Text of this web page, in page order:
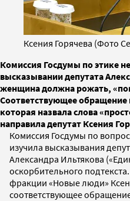
Ксения Горячева (Фото
Комиссия Госдумы по этике
высказывании депутата
женщина должна рожать,
Соответствующее обращение
которая назвала слова
направила депутат Ксения
Комиссия Госдумы по
изучила высказывания
Александра Ильтякова
оскорбительного
фракции «Новые люди»
соответствующее